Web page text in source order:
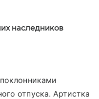
наследников
отпуска. Артистка